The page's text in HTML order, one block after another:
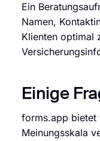
Ein
Namen,
Klienten optimal
Einige
forms.app bietet
Meinungsskala